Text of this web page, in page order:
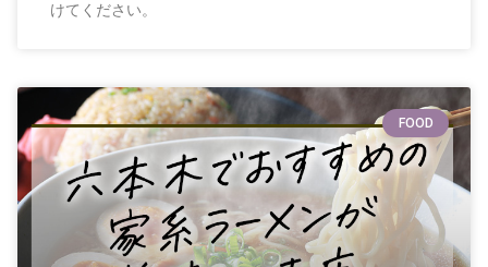
けてください。
FOOD